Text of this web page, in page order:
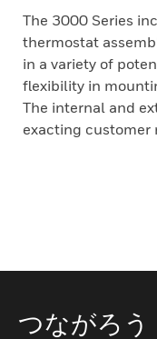
The 3000 Series
thermostat
in a variety of
flexibility in
The internal and
exacting customer
つながろう